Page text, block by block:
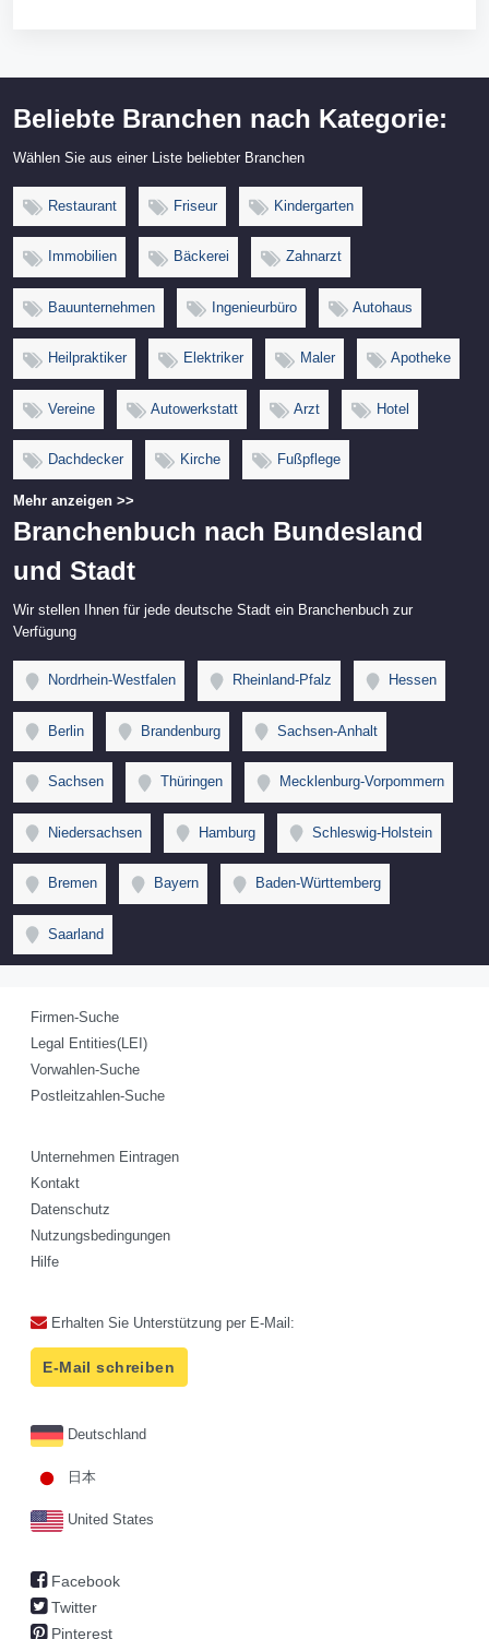
Beliebte Branchen nach Kategorie:
Wählen Sie aus einer Liste beliebter Branchen
Restaurant Friseur Kindergarten
Immobilien Bäckerei Zahnarzt
Bauunternehmen Ingenieurbüro Autohaus
Heilpraktiker Elektriker Maler Apotheke
Vereine Autowerkstatt Arzt Hotel
Dachdecker Kirche Fußpflege
Mehr anzeigen >>
Branchenbuch nach Bundesland
und Stadt
Wir stellen Ihnen für jede deutsche Stadt ein Branchenbuch zur
Verfügung
Nordrhein-Westfalen Rheinland-Pfalz Hessen
Berlin Brandenburg Sachsen-Anhalt
Sachsen Thüringen Mecklenburg-Vorpommern
Niedersachsen Hamburg Schleswig-Holstein
Bremen Bayern Baden-Württemberg
Saarland
Firmen-Suche
Legal Entities(LEI)
Vorwahlen-Suche
Postleitzahlen-Suche
Unternehmen Eintragen
Kontakt
Datenschutz
Nutzungsbedingungen
Hilfe
Erhalten Sie Unterstützung per E-Mail:
E-Mail schreiben
Deutschland
日本
United States
Facebook
Twitter
Pinterest